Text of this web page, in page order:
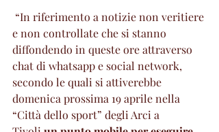
e non controllate che si stanno
diffondendo in queste ore attraverso
chat di whatsapp e social network,
secondo le quali si attiverebbe
domenica prossima 19 aprile nella
“Città dello sport” degli Arci a